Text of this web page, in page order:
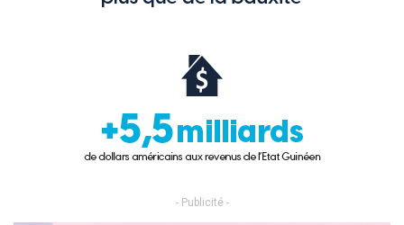
- Publicité -